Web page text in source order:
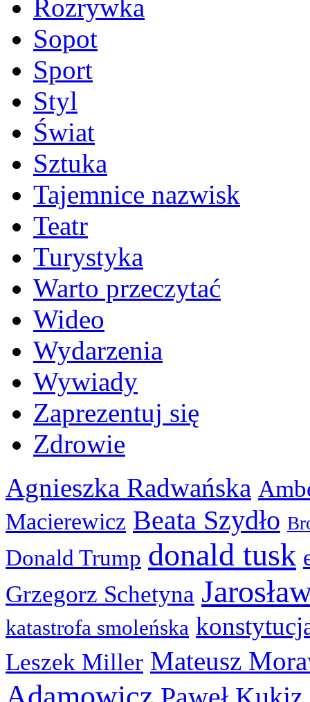
Rozrywka
Sopot
Sport
Styl
Świat
Sztuka
Tajemnice nazwisk
Teatr
Turystyka
Warto przeczytać
Wideo
Wydarzenia
Wywiady
Zaprezentuj się
Zdrowie
Agnieszka Radwańska
Macierewicz Beata Szydło
Donald Trump donald tusk
Grzegorz Schetyna
katastrofa smoleńska
Leszek Miller Mateusz